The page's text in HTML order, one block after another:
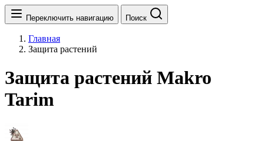
Переключить навигацию Поиск
Главная
Защита растений
Защита растений Makro
Tarim